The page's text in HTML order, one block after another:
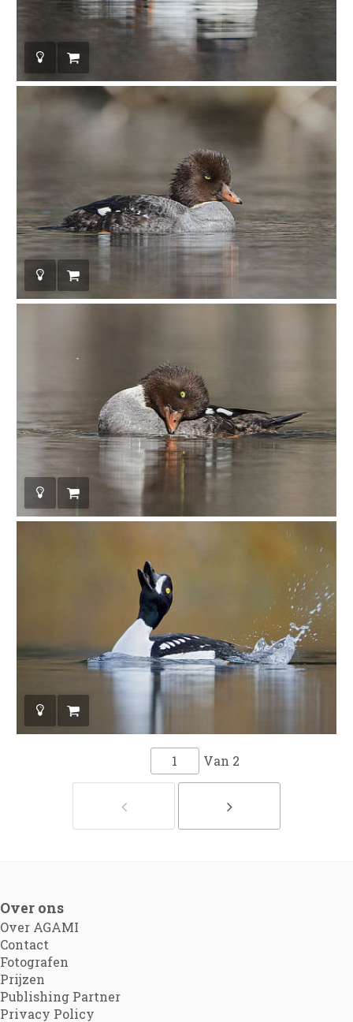
Van 2
Over ons
Over AGAMI
Contact
Fotografen
Prijzen
Publishing Partner
Privacy Policy